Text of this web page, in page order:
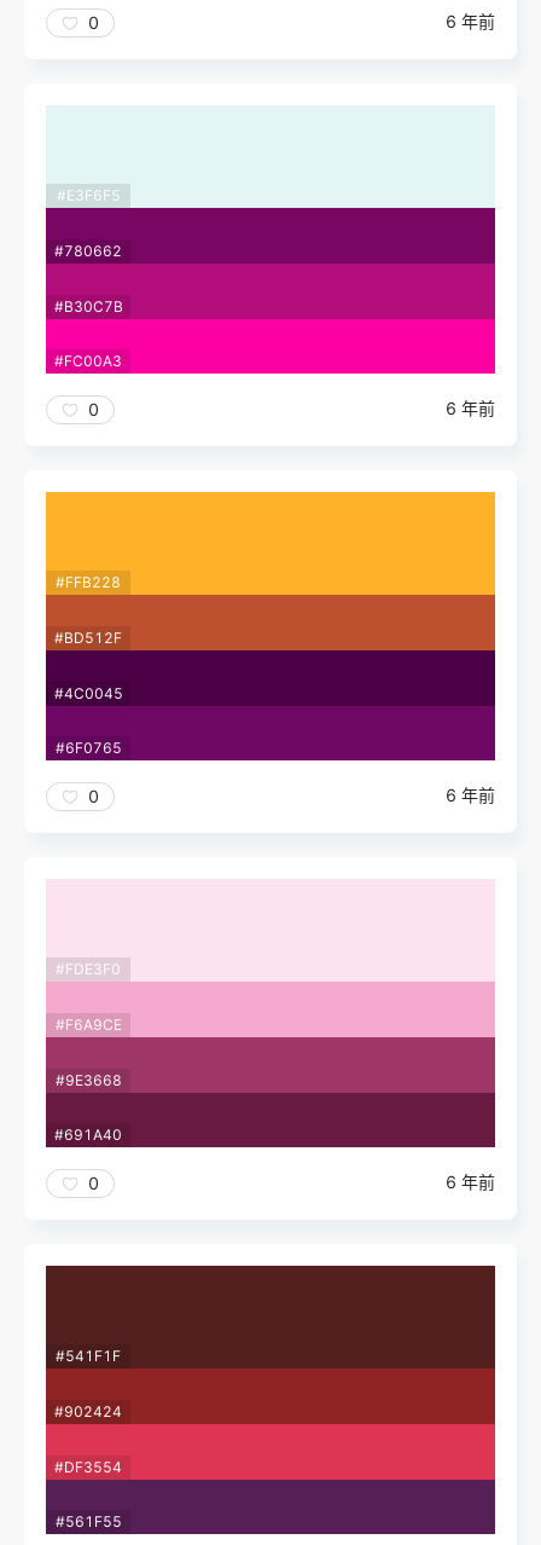
0 6 年前
#E3F6F5
#780662
#B30C7B
#FC00A3
0 6 年前
#FFB228
#BD512F
#4C0045
#6F0765
0 6 年前
#FDE3F0
#F6A9CE
#9E3668
#691A40
0 6 年前
#541F1F
#902424
#DF3554
#561F55